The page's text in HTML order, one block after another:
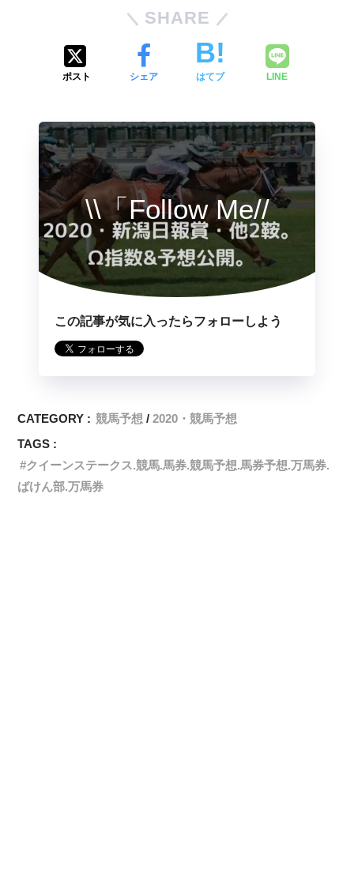
SHARE
ポスト シェア はてブ LINE
\\「Follow Me//
この記事が気に入ったらフォローしよう
CATEGORY : 競馬予想
2020・競馬予想
TAGS :
クイーンステークス.競馬.馬券.競馬予想.馬券予想.万馬券.
ばけん部.万馬券